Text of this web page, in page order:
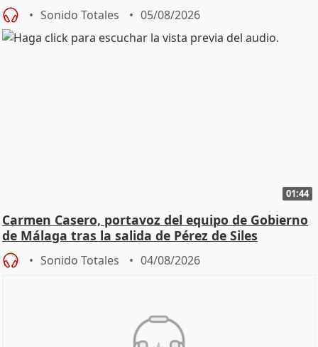
Sonido Totales 05/08/2026
01:44
Carmen Casero, portavoz del equipo de Gobierno
de Málaga tras la salida de Pérez de Siles
Sonido Totales 04/08/2026